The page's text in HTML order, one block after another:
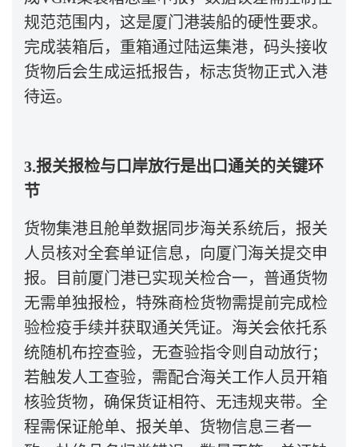
规范范围内，这是厦门港装船的硬性要求。
完成装箱后，重箱通过陆运集港，码头接收
货物后会生成运抵报告，标志货物正式入港
待运。
3.报关报检与口岸放行是出口通关的关键环
节
货物集港且舱单数据同步海关系统后，报关
人员核对全套单证信息，向厦门海关提交申
报。目前厦门港已实现关检合一，普通货物
无需单独报检，特殊商检货物需提前完成检
验检疫手续并获取通关凭证。海关会依托系
统随机布控查验，无查验指令则自动放行；
若触发人工查验，需配合海关工作人员开箱
核验货物，确保货证相符、无违规夹带。全
程需保证舱单、报关单、货物信息三者一